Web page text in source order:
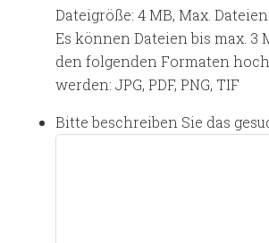
Dateigröße: 4 MB, Max. Dateien:
Es können Dateien bis max. 3
den folgenden Formaten
werden: JPG, PDF, PNG, TIF
Bitte beschreiben Sie das